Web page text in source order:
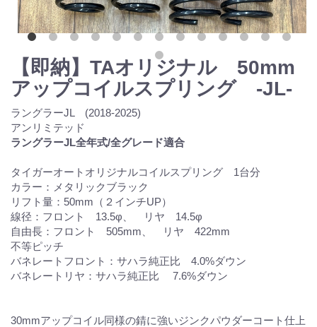
【即納】TAオリジナル 50mm
アップコイルスプリング -JL-
ラングラーJL (2018-2025)
アンリミテッド
ラングラーJL全年式/全グレード適合
タイガーオートオリジナルコイルスプリング 1台分
カラー：メタリックブラック
リフト量：50mm（２インチUP）
線径：フロント 13.5φ、 リヤ 14.5φ
自由長：フロント 505mm、 リヤ 422mm
不等ピッチ
バネレートフロント：サハラ純正比 4.0%ダウン
バネレートリヤ：サハラ純正比 7.6%ダウン
30mmアップコイル同様の錆に強いジンクパウダーコート仕上